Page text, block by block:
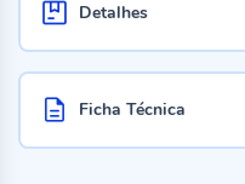
Detalhes
Ficha Técnica